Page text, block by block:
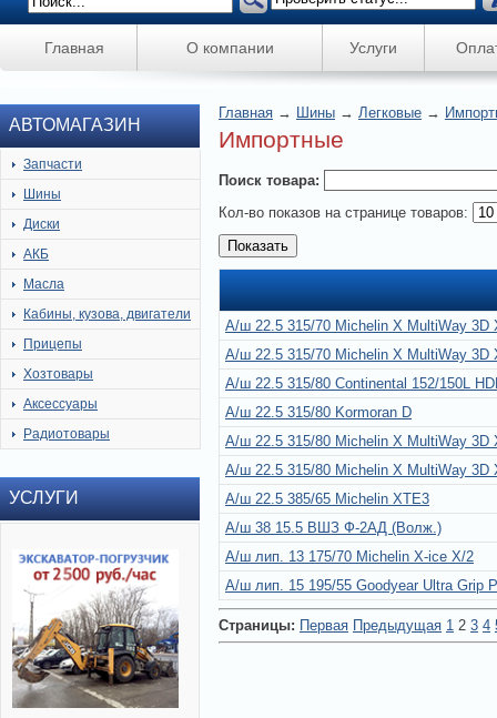
Главная О компании Услуги
АВТОМАГАЗИН
Запчасти
Шины
Диски
АКБ
Масла
Кабины, кузова, двигатели
Прицепы
Хозтовары
Аксессуары
Радиотовары
УСЛУГИ
Главная → Шины → Легковые →
Импортные
Поиск товара:
Кол-во показов на странице товаров:
А/ш 22.5 315/70 Michelin X MultiWay 3D
А/ш 22.5 315/70 Michelin X MultiWay 3D
А/ш 22.5 315/80 Continental 152/150L
А/ш 22.5 315/80 Kormoran D
А/ш 22.5 315/80 Michelin X MultiWay 3D
А/ш 22.5 315/80 Michelin X MultiWay 3D
А/ш 22.5 385/65 Michelin XTE3
А/ш 38 15.5 ВШЗ Ф-2АД (Волж.)
А/ш лип. 13 175/70 Michelin X-ice X/2
А/ш лип. 15 195/55 Goodyear Ultra Grip
Страницы: Первая Предыдущая 1 2 3 4